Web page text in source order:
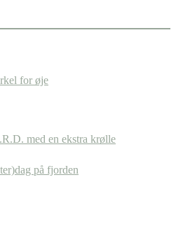
for øje
med en ekstra krølle
på fjorden